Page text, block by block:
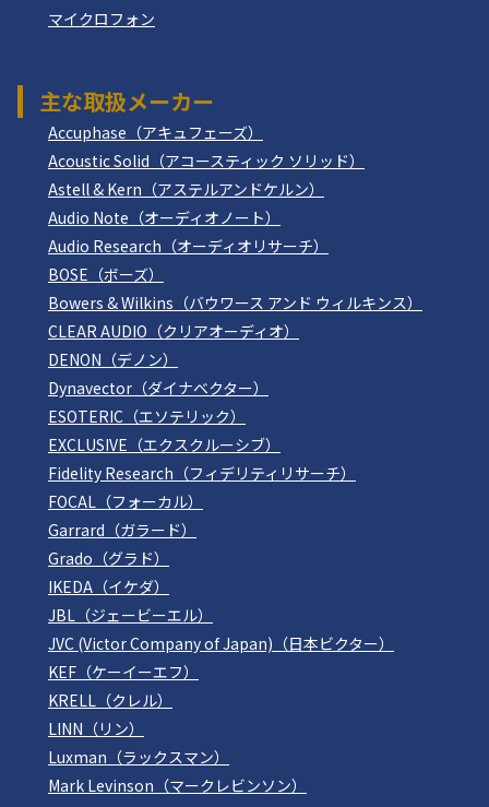
マイクロフォン
主な取扱メーカー
Accuphase（アキュフェーズ）
Acoustic Solid（アコースティック ソリッド）
Astell & Kern（アステルアンドケルン）
Audio Note（オーディオノート）
Audio Research（オーディオリサーチ）
BOSE（ボーズ）
Bowers & Wilkins（バウワース アンド ウィルキンス）
CLEAR AUDIO（クリアオーディオ）
DENON（デノン）
Dynavector（ダイナベクター）
ESOTERIC（エソテリック）
EXCLUSIVE（エクスクルーシブ）
Fidelity Research（フィデリティリサーチ）
FOCAL（フォーカル）
Garrard（ガラード）
Grado（グラド）
IKEDA（イケダ）
JBL（ジェービーエル）
JVC (Victor Company of Japan)（日本ビクター）
KEF（ケーイーエフ）
KRELL（クレル）
LINN（リン）
Luxman（ラックスマン）
Mark Levinson（マークレビンソン）